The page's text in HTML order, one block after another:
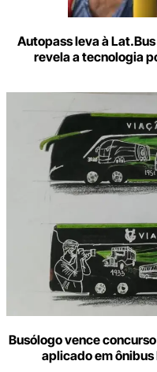
Autopass leva à
revela a tecnologia
Busólogo vence
aplicado em